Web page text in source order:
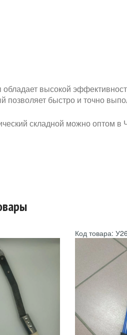
высокой
позволяет быстро и точно
складной можно оптом
Код товара: